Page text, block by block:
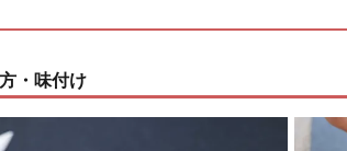
・味付け